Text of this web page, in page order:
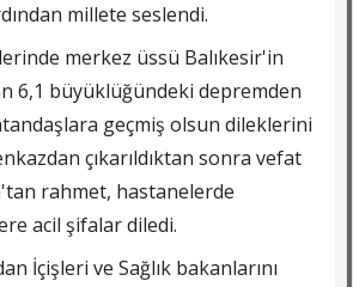
millete seslendi.
merkez üssü Balıkesir'in
6,1 büyüklüğündeki depremden
geçmiş olsun dileklerini
çıkarıldıktan sonra vefat
rahmet, hastanelerde
acil şifalar diledi.
İçişleri ve Sağlık bakanlarını